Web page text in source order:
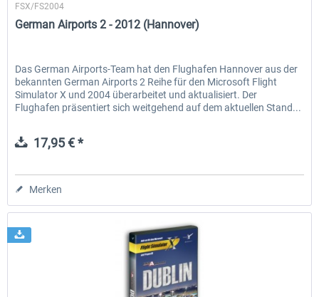
FSX/FS2004
German Airports 2 - 2012 (Hannover)
Das German Airports-Team hat den Flughafen Hannover aus der
bekannten German Airports 2 Reihe für den Microsoft Flight
Simulator X und 2004 überarbeitet und aktualisiert. Der
Flughafen präsentiert sich weitgehend auf dem aktuellen Stand...
17,95 € *
Merken